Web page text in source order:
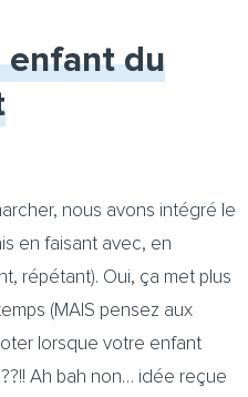
enfant du
nous avons intégré le
en faisant avec, en
répétant). Oui, ça met plus
(MAIS pensez aux
lorsque votre enfant
Ah bah non… idée reçue